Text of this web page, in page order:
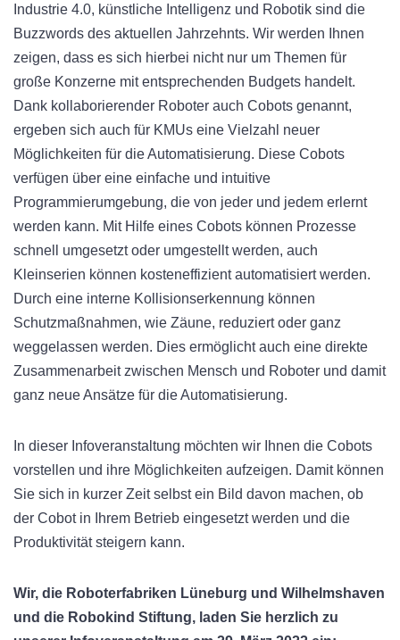
Industrie 4.0, künstliche Intelligenz und Robotik sind die
Buzzwords des aktuellen Jahrzehnts. Wir werden Ihnen
zeigen, dass es sich hierbei nicht nur um Themen für
große Konzerne mit entsprechenden Budgets handelt.
Dank kollaborierender Roboter auch Cobots genannt,
ergeben sich auch für KMUs eine Vielzahl neuer
Möglichkeiten für die Automatisierung. Diese Cobots
verfügen über eine einfache und intuitive
Programmierumgebung, die von jeder und jedem erlernt
werden kann. Mit Hilfe eines Cobots können Prozesse
schnell umgesetzt oder umgestellt werden, auch
Kleinserien können kosteneffizient automatisiert werden.
Durch eine interne Kollisionserkennung können
Schutzmaßnahmen, wie Zäune, reduziert oder ganz
weggelassen werden. Dies ermöglicht auch eine direkte
Zusammenarbeit zwischen Mensch und Roboter und damit
ganz neue Ansätze für die Automatisierung.
In dieser Infoveranstaltung möchten wir Ihnen die Cobots
vorstellen und ihre Möglichkeiten aufzeigen. Damit können
Sie sich in kurzer Zeit selbst ein Bild davon machen, ob
der Cobot in Ihrem Betrieb eingesetzt werden und die
Produktivität steigern kann.
Wir, die Roboterfabriken Lüneburg und Wilhelmshaven
und die Robokind Stiftung, laden Sie herzlich zu